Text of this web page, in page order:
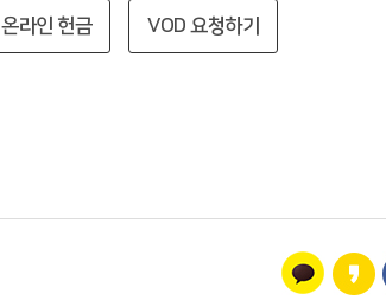
VOD 요청하기
온라인 헌금